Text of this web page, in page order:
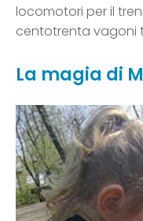
locomotori per il
centotrenta vagoni
La magia di